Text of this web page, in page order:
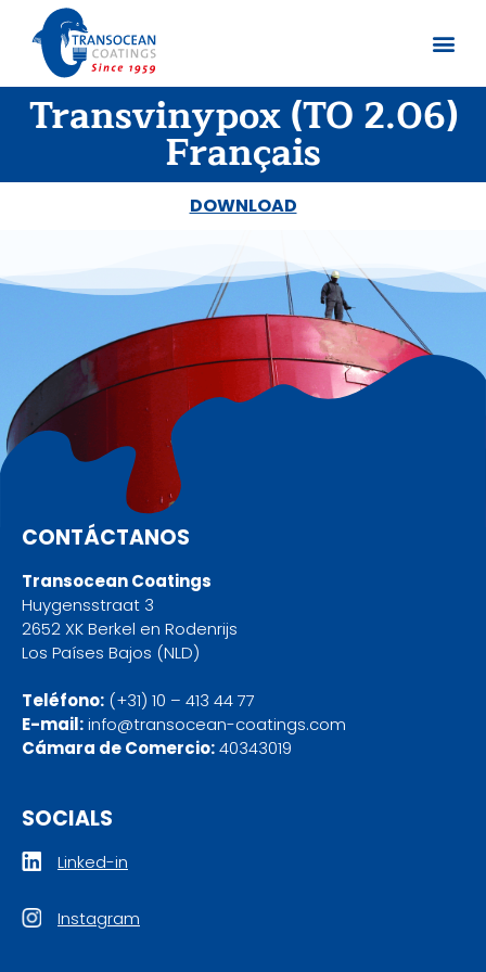
Transvinypox (TO 2.06)
Français
DOWNLOAD
CONTÁCTANOS
Transocean Coatings
Huygensstraat 3
2652 XK Berkel en Rodenrijs
Los Países Bajos (NLD)
Teléfono: (+31) 10 – 413 44 77
E-mail:info@transocean-coatings.com
Cámara de Comercio:40343019
SOCIALS
Linked-in
Instagram